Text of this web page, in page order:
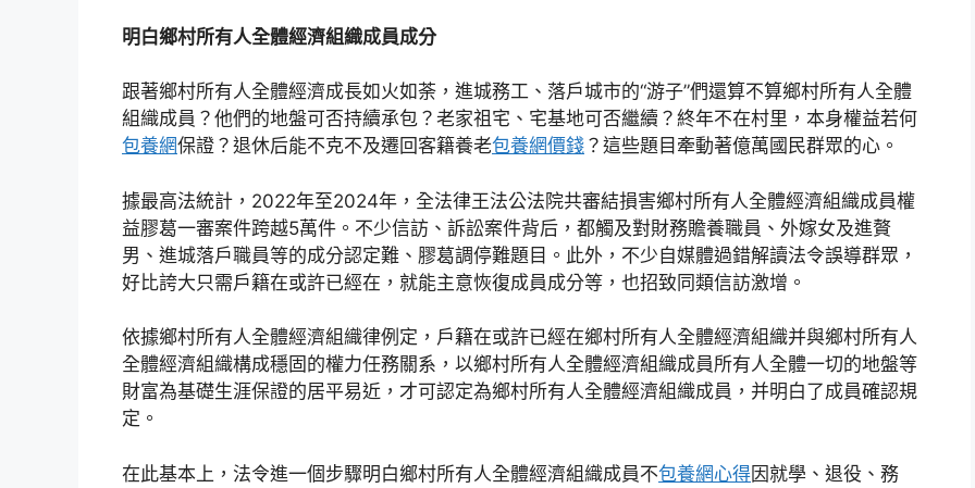
明白鄉村所有人全體經濟組織成員成分
跟著鄉村所有人全體經濟成長如火如荼，進城務工、落戶城市的“游子”們還算不算鄉村所有人全體
組織成員？他們的地盤可否持續承包？老家祖宅、宅基地可否繼續？終年不在村里，本身權益若何
包養網保證？退休后能不克不及遷回客籍養老包養網價錢 ？這些題目牽動著億萬國民群眾的心。
據最高法統計，2022年至2024年，全法律王法公法院共審結損害鄉村所有人全體經濟組織成員權
益膠葛一審案件跨越5萬件。不少信訪、訴訟案件背后，都觸及對財務贍養職員、外嫁女及進贅
男、進城落戶職員等的成分認定難、膠葛調停難題目。此外，不少自媒體過錯解讀法令誤導群眾，
好比誇大只需戶籍在或許已經在，就能主意恢復成員成分等，也招致同類信訪激增。
依據鄉村所有人全體經濟組織律例定，戶籍在或許已經在鄉村所有人全體經濟組織并與鄉村所有人
全體經濟組織構成穩固的權力任務關系，以鄉村所有人全體經濟組織成員所有人全體一切的地盤等
財富為基礎生涯保證的居平易近，才可認定為鄉村所有人全體經濟組織成員，并明白了成員確認規
定。
在此基本上，法令進一個步驟明白鄉村所有人全體經濟組織成員不包養網心得因就學、退役、務